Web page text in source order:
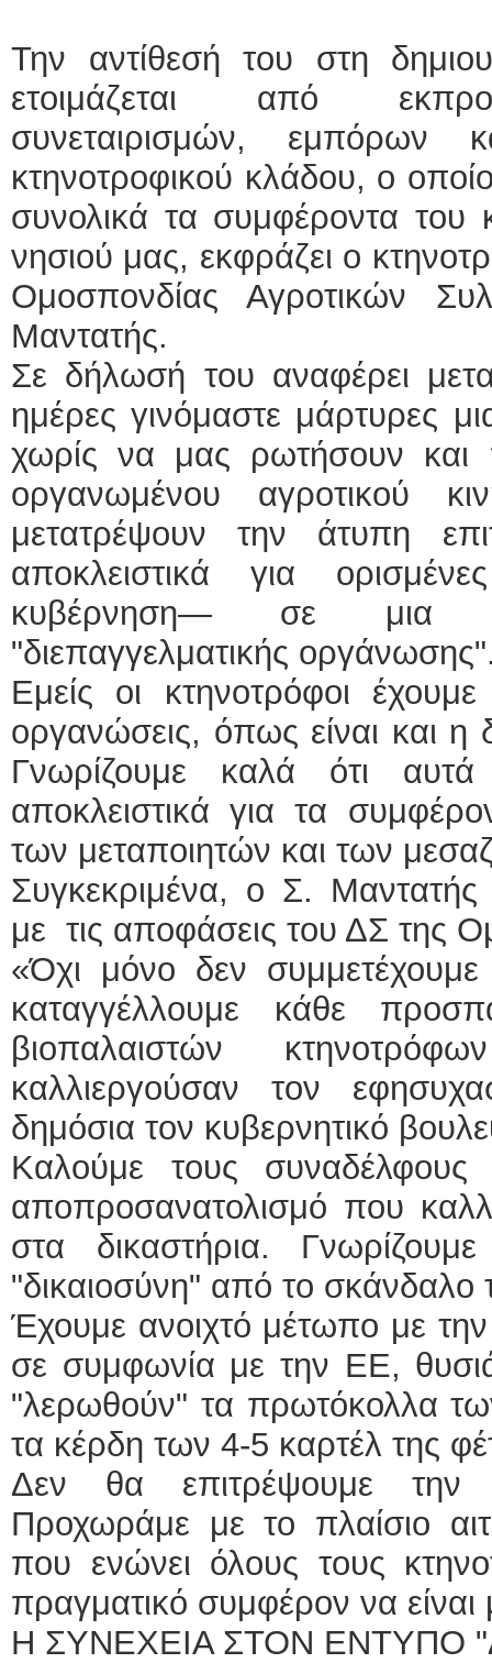
Την αντίθεσή του στη
ετοιμάζεται από
συνεταιρισμών,
κτηνοτροφικού κλάδου, ο
συνολικά τα συμφέροντα του
νησιού μας, εκφράζει ο
Ομοσπονδίας Αγροτικών
Μαντατής.
Σε δήλωσή του αναφέρει
ημέρες γινόμαστε μάρτυρες
χωρίς να μας ρωτήσουν
οργανωμένου αγροτικού
μετατρέψουν την άτυπη
αποκλειστικά για
κυβέρνηση— σε μια
"διεπαγγελματικής
Εμείς οι κτηνοτρόφοι
οργανώσεις, όπως είναι και η
Γνωρίζουμε καλά ότι
αποκλειστικά για τα
των μεταποιητών και των
Συγκεκριμένα, ο Σ. Μαντατής
με τις αποφάσεις του ΔΣ της
«Όχι μόνο δεν συμμετέχουμε
καταγγέλλουμε κάθε
βιοπαλαιστών
καλλιεργούσαν τον
δημόσια τον κυβερνητικό
Καλούμε τους
αποπροσανατολισμό που
στα δικαστήρια.
"δικαιοσύνη" από το
Έχουμε ανοιχτό μέτωπο με την
σε συμφωνία με την ΕΕ,
"λερωθούν" τα πρωτόκολλα
τα κέρδη των 4-5 καρτέλ της
Δεν θα επιτρέψουμε την
Προχωράμε με το πλαίσιο
που ενώνει όλους τους
πραγματικό συμφέρον να είναι
Η ΣΥΝΕΧΕΙΑ ΣΤΟΝ ΕΝΤΥΠΟ